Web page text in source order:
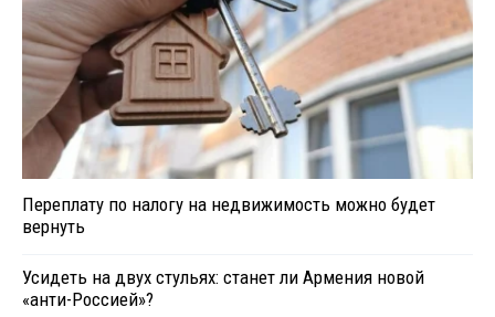
Переплату по налогу на недвижимость можно будет
вернуть
Усидеть на двух стульях: станет ли Армения новой
«анти-Россией»?